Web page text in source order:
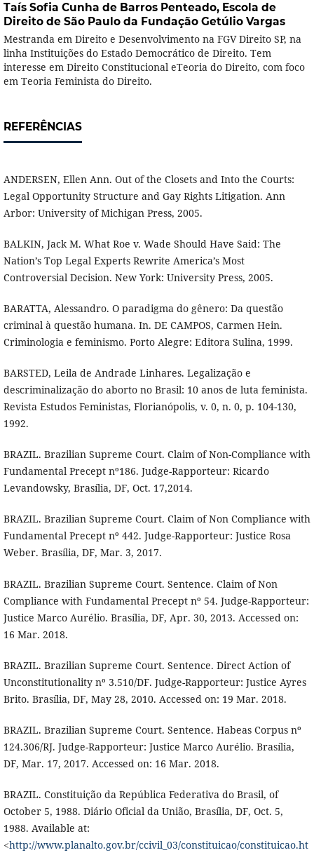
Taís Sofia Cunha de Barros Penteado, Escola de
Direito de São Paulo da Fundação Getúlio Vargas
Mestranda em Direito e Desenvolvimento na FGV Direito SP, na
linha Instituições do Estado Democrático de Direito. Tem
interesse em Direito Constitucional eTeoria do Direito, com foco
em Teoria Feminista do Direito.
REFERÊNCIAS
ANDERSEN, Ellen Ann. Out of the Closets and Into the Courts:
Legal Opportunity Structure and Gay Rights Litigation. Ann
Arbor: University of Michigan Press, 2005.
BALKIN, Jack M. What Roe v. Wade Should Have Said: The
Nation’s Top Legal Experts Rewrite America’s Most
Controversial Decision. New York: University Press, 2005.
BARATTA, Alessandro. O paradigma do gênero: Da questão
criminal à questão humana. In. DE CAMPOS, Carmen Hein.
Criminologia e feminismo. Porto Alegre: Editora Sulina, 1999.
BARSTED, Leila de Andrade Linhares. Legalização e
descriminalização do aborto no Brasil: 10 anos de luta feminista.
Revista Estudos Feministas, Florianópolis, v. 0, n. 0, p. 104-130,
1992.
BRAZIL. Brazilian Supreme Court. Claim of Non-Compliance with
Fundamental Precept nº186. Judge-Rapporteur: Ricardo
Levandowsky, Brasília, DF, Oct. 17,2014.
BRAZIL. Brazilian Supreme Court. Claim of Non Compliance with
Fundamental Precept nº 442. Judge-Rapporteur: Justice Rosa
Weber. Brasília, DF, Mar. 3, 2017.
BRAZIL. Brazilian Supreme Court. Sentence. Claim of Non
Compliance with Fundamental Precept nº 54. Judge-Rapporteur:
Justice Marco Aurélio. Brasília, DF, Apr. 30, 2013. Accessed on:
16 Mar. 2018.
BRAZIL. Brazilian Supreme Court. Sentence. Direct Action of
Unconstitutionality nº 3.510/DF. Judge-Rapporteur: Justice Ayres
Brito. Brasília, DF, May 28, 2010. Accessed on: 19 Mar. 2018.
BRAZIL. Brazilian Supreme Court. Sentence. Habeas Corpus nº
124.306/RJ. Judge-Rapporteur: Justice Marco Aurélio. Brasília,
DF, Mar. 17, 2017. Accessed on: 16 Mar. 2018.
BRAZIL. Constituição da República Federativa do Brasil, of
October 5, 1988. Diário Oficial da União, Brasília, DF, Oct. 5,
1988. Available at:
<http://www.planalto.gov.br/ccivil_03/constituicao/constituicao.ht